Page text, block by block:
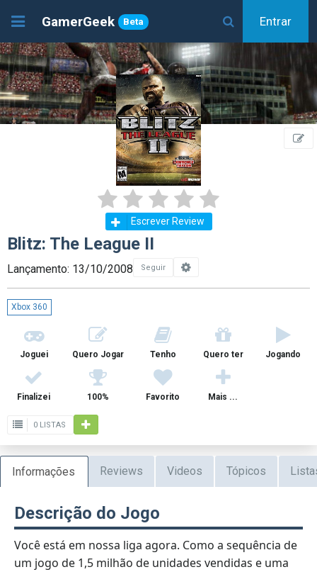
GamerGeek Beta Entrar
Escrever Review
Blitz: The League II
Lançamento: 13/10/2008 Seguir
Xbox 360
Joguei Quero Jogar Tenho Quero ter Jogando
Finalizei 100% Favorito Mais ...
0 LISTAS
Informações Reviews Videos Tópicos
Descrição do Jogo
Você está em nossa liga agora. Como a sequência de
um jogo de 1,5 milhão de unidades vendidas e uma